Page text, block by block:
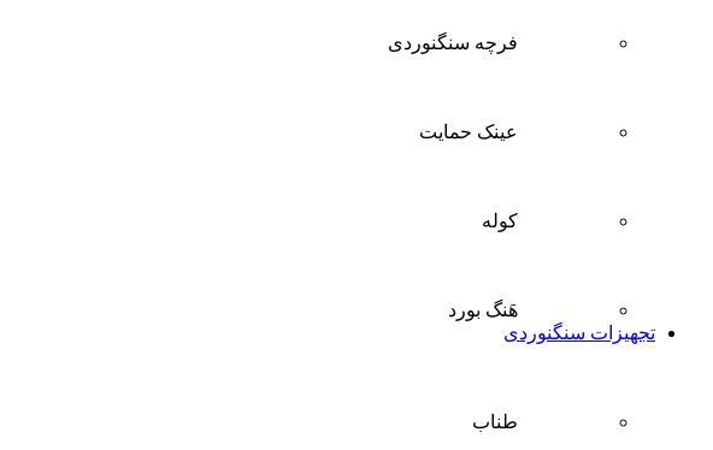
فرچه سنگنوردی
عینک حمایت
کوله
هَنگ بورد
تجهیزات سنگنوردی
طناب